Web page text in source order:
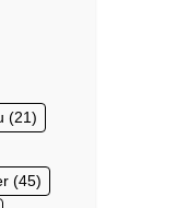
(21)
(45)